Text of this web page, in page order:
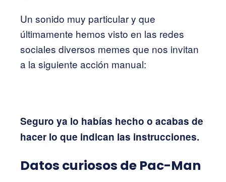
Un sonido muy particular y que
últimamente hemos visto en las redes
sociales diversos memes que nos invitan
a la siguiente acción manual:
Seguro ya lo habías hecho o acabas de
hacer lo que indican las instrucciones.
Datos curiosos de Pac-Man